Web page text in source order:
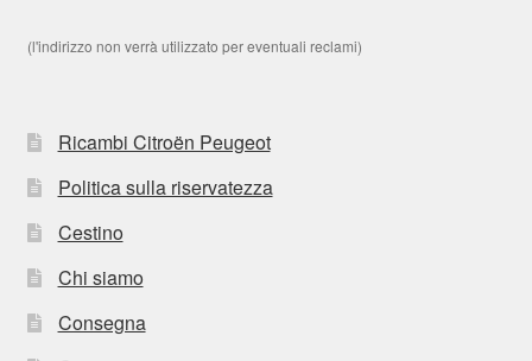
(l'indirizzo non verrà utilizzato per eventuali reclami)
Ricambi Citroën Peugeot
Politica sulla riservatezza
Cestino
Chi siamo
Consegna